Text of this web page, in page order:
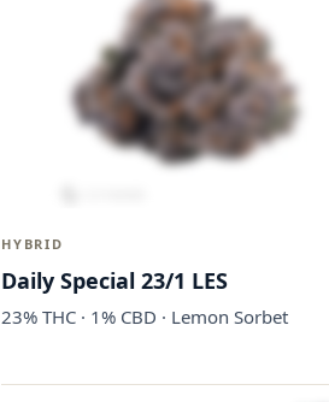
HYBRID
Daily Special 23/1 LES
23% THC · 1% CBD · Lemon Sorbet